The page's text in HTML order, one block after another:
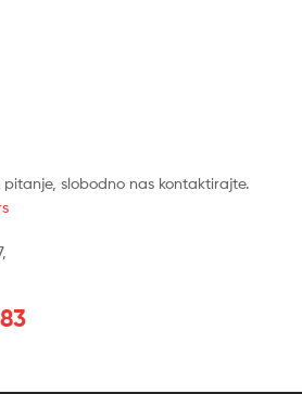
slobodno nas kontaktirajte.